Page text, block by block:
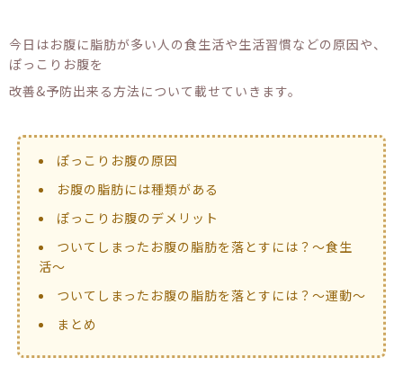
今日はお腹に脂肪が多い人の食生活や生活習慣などの原因や、
ぽっこりお腹を
改善&予防出来る方法について載せていきます。
ぽっこりお腹の原因
お腹の脂肪には種類がある
ぽっこりお腹のデメリット
ついてしまったお腹の脂肪を落とすには？〜食生
活〜
ついてしまったお腹の脂肪を落とすには？〜運動〜
まとめ